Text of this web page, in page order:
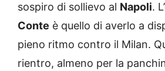
sospiro di sollievo al Napoli.
Conte è quello di averlo a
pieno ritmo contro il Milan.
rientro, almeno per la